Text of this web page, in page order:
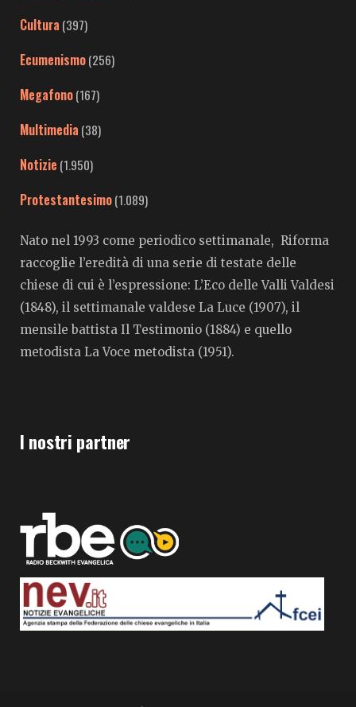
Cultura (397)
Ecumenismo(256)
Megafono(167)
Multimedia (38)
Notizie (1.950)
Protestantesimo(1.089)
Nato nel 1993 come periodico settimanale, Riforma
raccoglie l’eredità di una serie di testate delle
chiese di cui è l’espressione: L’Eco delle Valli Valdesi
(1848), il settimanale valdese La Luce (1907), il
mensile battista Il Testimonio (1884) e quello
metodista La Voce metodista (1951).
I nostri partner